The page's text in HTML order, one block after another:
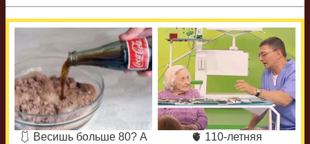
🩱 Весишь больше 80? А
🫀 110-летняя